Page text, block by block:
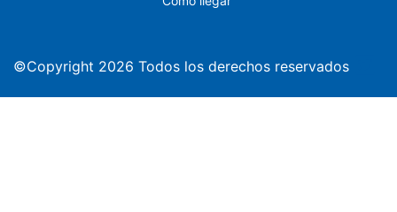
©Copyright 2026 Todos los derechos reservados